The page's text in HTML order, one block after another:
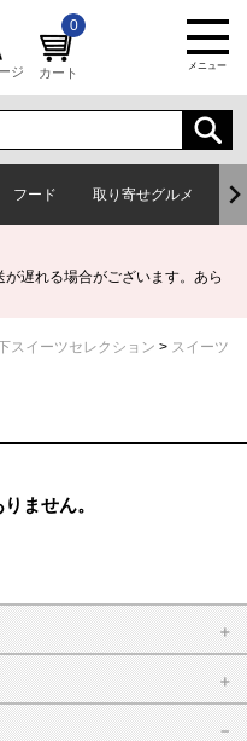
ジ カート
0
メニュー
フード 取り寄せグルメ
遅れる場合がございます。あら
スイーツセレクション
スイーツ
ません。